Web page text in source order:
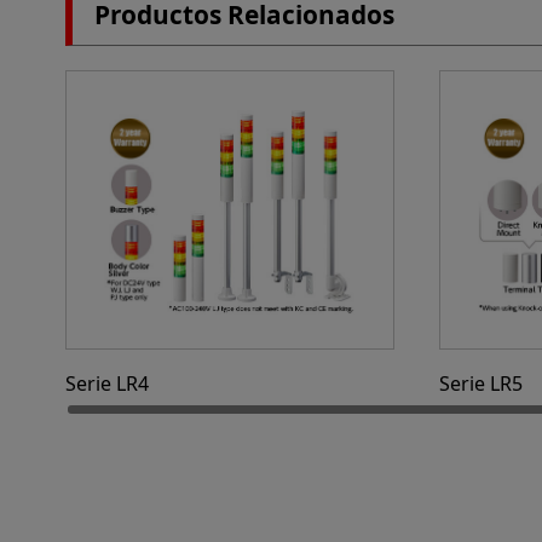
Productos Relacionados
Serie LR4 Serie LR5